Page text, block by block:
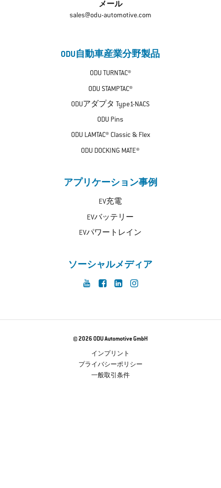
メール
sales@odu-automotive.com
ODU自動車産業分野製品
ODU TURNTAC®
ODU STAMPTAC®
ODUアダプタ Type1-NACS
ODU Pins
ODU LAMTAC® Classic & Flex
ODU DOCKING MATE®
アプリケーション事例
EV充電
EVバッテリー
EVパワートレイン
ソーシャルメディア
© 2026 ODU Automotive GmbH
インプリント
プライバシーポリシー
一般取引条件